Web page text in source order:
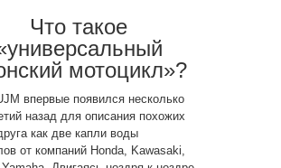
Что такое
мотоцикл»?
впервые появился несколько
назад для описания похожих
как две капли воды
от компаний Honda, Kawasaki,